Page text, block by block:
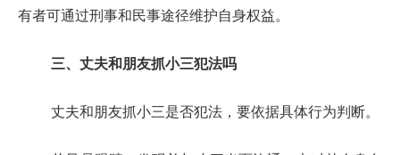
有者可通过刑事和民事途径维护自身权益。
三、丈夫和朋友抓小三犯法吗
丈夫和朋友抓小三是否犯法，要依据具体行为判断。